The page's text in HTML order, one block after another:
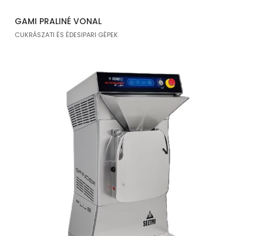
GAMI PRALINÉ VONAL
CUKRÁSZATI ÉS ÉDESIPARI GÉPEK